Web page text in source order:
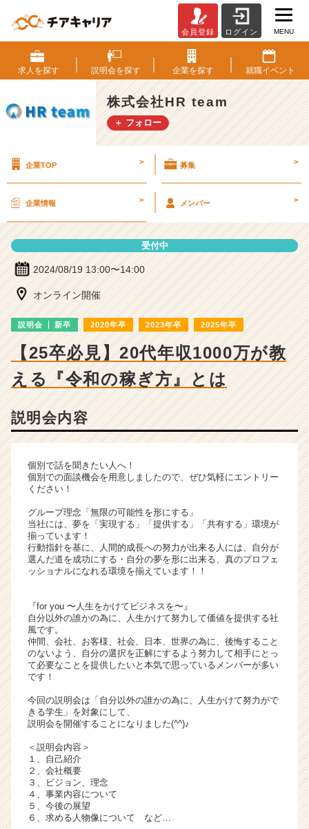
式
会
社
H
R
t
の
会
詳
細
|
ャ
成
長
企
ら
ス
ウ
届
く
就
活
サ
ト
チ
キ
ャ
（C
h
a
e
会員登録 ログイン MENU
求人を探す 説明会を探す 企業を探す 就職イベント
株式会社HR team
＋ フォロー
企業TOP > 募集 >
企業情報 > メンバー >
受付中
2024/08/19 13:00〜14:00
オンライン開催
説明会 新卒 2020年卒 2023年卒 2025年卒
【25卒必見】20代年収1000万が教
える『令和の稼ぎ方』とは
説明会内容
個別で話を聞きたい人へ！
個別での面談機会を用意しましたので、ぜひ気軽にエントリー
ください！
グループ理念「無限の可能性を形にする」
当社には、夢を「実現する」「提供する」「共有する」環境が
揃っています！
行動指針を基に、人間的成長への努力が出来る人には、自分が
選んだ道を成功にする・自分の夢を形に出来る、真のプロフェ
ッショナルになれる環境を揃えています！！
『for you 〜人生をかけてビジネスを〜』
自分以外の誰かの為に、人生かけて努力して価値を提供する社
風です。
仲間、会社、お客様、社会、日本、世界の為に、後悔すること
のないよう、自分の選択を正解にするよう努力して相手にとっ
て必要なことを提供したいと本気で思っているメンバーが多い
です！
今回の説明会は「自分以外の誰かの為に、人生かけて努力がで
きる学生」を対象にして、
説明会を開催することになりました(^^)♪
＜説明会内容＞
１、自己紹介
２、会社概要
３、ビジョン、理念
４、事業内容について
５、今後の展望
６、求める人物像について など…